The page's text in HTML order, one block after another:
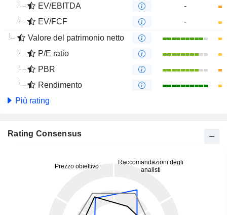
EV/EBITDA
-
EV/FCF
-
Valore del patrimonio netto
P/E ratio
PBR
Rendimento
Più rating
Rating Consensus